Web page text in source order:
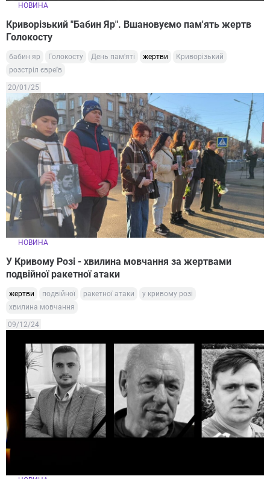
НОВИНА
Криворізький "Бабин Яр". Вшановуємо пам'ять жертв
Голокосту
бабин яр Голокосту День пам'яті жертви
Криворізький
розстріл євреїв
20/01/25
НОВИНА
У Кривому Розі - хвилина мовчання за жертвами
подвійної ракетної атаки
жертви подвійної ракетної атаки
у кривому розі
хвилина мовчання
09/12/24